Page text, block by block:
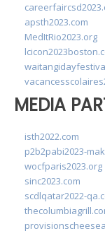
apsth2023.com
MedItRio2023.org
MEDIA
isth2022.com
p2b2pabi2023-
wocfparis2023.org
sinc2023.com
scdlqatar2022-